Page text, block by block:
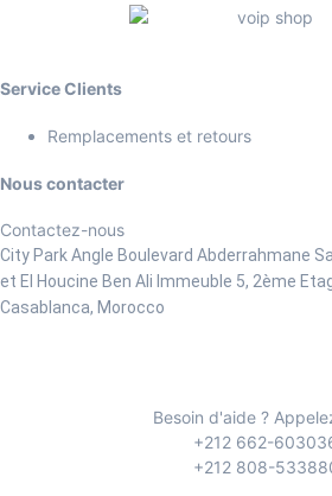
Service Clients
Remplacements et retours
Nous contacter
Contactez-nous
City Park Angle Boulevard Abderrahmane
et El Houcine Ben Ali Immeuble 5, 2ème
Casablanca, Morocco
Besoin d'aide ?
+212 662-
+212 808-